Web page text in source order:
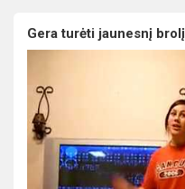
Gera turėti jaunesnį brolį